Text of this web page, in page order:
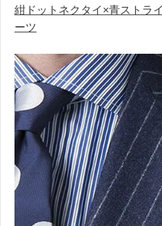
紺ドットネクタイ×青ストラ
ーツ